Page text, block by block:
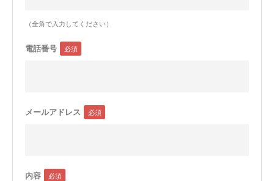
（全角で入力してください）
電話番号
メールアドレス
内容